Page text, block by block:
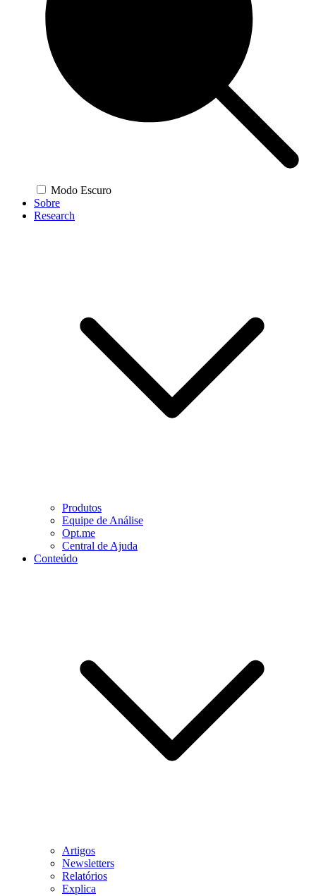
Modo Escuro
Sobre
Research
Produtos
Equipe de Análise
Opt.me
Central de Ajuda
Conteúdo
Artigos
Newsletters
Relatórios
Explica